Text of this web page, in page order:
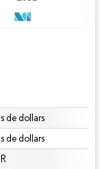
de dollars
de dollars